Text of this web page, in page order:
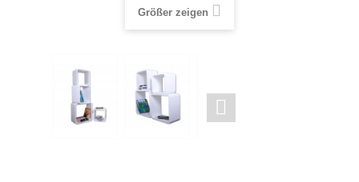
Größer zeigen